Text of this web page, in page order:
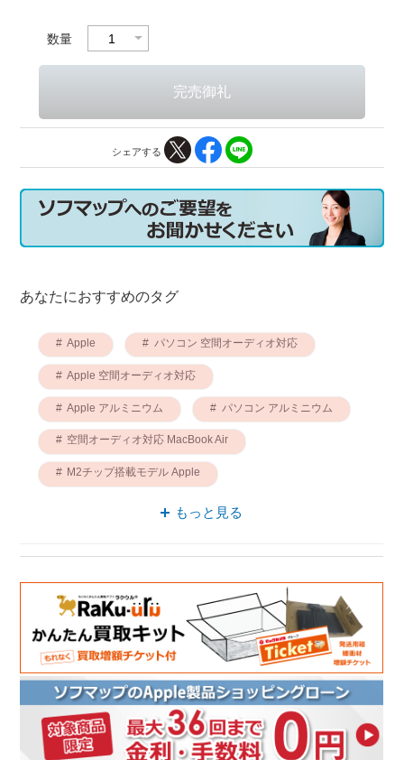
数量
シェアする
あなたにおすすめのタグ
Apple パソコン 空間オーディオ対応
Apple 空間オーディオ対応
Apple アルミニウム パソコン アルミニウム
空間オーディオ対応 MacBook Air
M2チップ搭載モデル Apple
もっと見る